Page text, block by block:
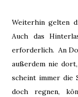
Weiterhin gelten
Auch das
erforderlich. An
außerdem nie
scheint immer die
doch regnen,